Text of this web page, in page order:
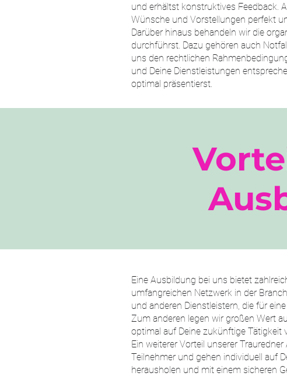
und erhältst konstruktives Feedback.
Wünsche und Vorstellungen perfekt
Darüber hinaus behandeln wir die
durchführst. Dazu gehören auch
uns den rechtlichen
und Deine Dienstleistungen
optimal präsentierst.
Eine Ausbildung bei uns bietet
umfangreichen Netzwerk in der
und anderen Dienstleistern, die für
Zum anderen legen wir großen Wert
optimal auf Deine zukünftige Tätigkeit
Ein weiterer Vorteil unserer
Teilnehmer und gehen individuell auf
herausholen und mit einem sicheren